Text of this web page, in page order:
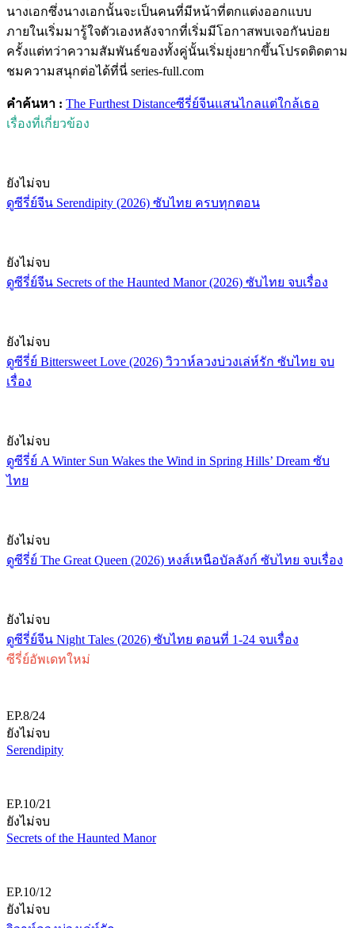
นางเอกซึ่งนางเอกนั้นจะเป็นคนที่มีหน้าที่ตกแต่งออกแบบ
ภายในเริ่มมารู้ใจตัวเองหลังจากที่เริ่มมีโอกาสพบเจอกันบ่อย
ครั้งแต่ทว่าความสัมพันธ์ของทั้งคู่นั้นเริ่มยุ่งยากขึ้นโปรดติดตาม
ชมความสนุกต่อได้ที่นี่ series-full.com
คำค้นหา : The Furthest Distanceซีรี่ย์จีนแสนไกลแต่ใกล้เธอ
เรื่องที่เกี่ยวข้อง
ยังไม่จบ
ดูซีรี่ย์จีน Serendipity (2026) ซับไทย ครบทุกตอน
ยังไม่จบ
ดูซีรี่ย์จีน Secrets of the Haunted Manor (2026) ซับไทย จบเรื่อง
ยังไม่จบ
ดูซีรี่ย์ Bittersweet Love (2026) วิวาห์ลวงบ่วงเล่ห์รัก ซับไทย จบ
เรื่อง
ยังไม่จบ
ดูซีรี่ย์ A Winter Sun Wakes the Wind in Spring Hills’ Dream ซับ
ไทย
ยังไม่จบ
ดูซีรี่ย์ The Great Queen (2026) หงส์เหนือบัลลังก์ ซับไทย จบเรื่อง
ยังไม่จบ
ดูซีรี่ย์จีน Night Tales (2026) ซับไทย ตอนที่ 1-24 จบเรื่อง
ซีรี่ย์อัพเดทใหม่
EP.8/24
ยังไม่จบ
Serendipity
EP.10/21
ยังไม่จบ
Secrets of the Haunted Manor
EP.10/12
ยังไม่จบ